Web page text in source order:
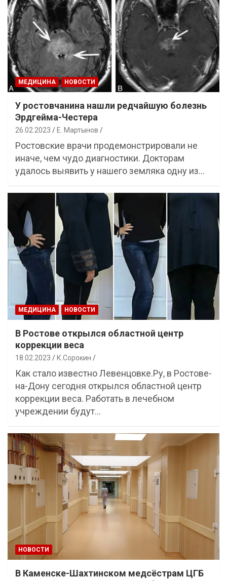
МЕДИЦИНА НОВОСТИ
У ростовчанина нашли редчайшую болезнь
Эрдгейма-Честера
26.02.2023 Е. Мартынов
Ростовские врачи продемонстрировали не
иначе, чем чудо диагностики. Докторам
удалось выявить у нашего земляка одну из…
МЕДИЦИНА НОВОСТИ
В Ростове открылся областной центр
коррекции веса
18.02.2023 К.Сорокин
Как стало известно Левенцовке.Ру, в Ростове-
на-Дону сегодня открылся областной центр
коррекции веса. Работать в лечебном
учреждении будут…
НОВОСТИ
В Каменске-Шахтинском медсёстрам ЦГБ